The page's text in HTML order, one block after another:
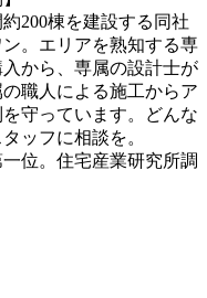
200棟を建設する同社
。エリアを熟知する専
から、専属の設計士が
職人による施工からア
守っています。どんな
ッフに相談を。
位。住宅産業研究所調